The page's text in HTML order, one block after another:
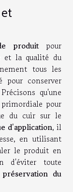
produitpour
et la qualité du
tous les
conserver
qu'une
pour
du cuir sur le
d'application, il
en utilisant
le produit en
d'éviter toute
préservation du